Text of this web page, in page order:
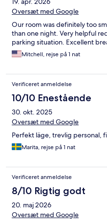
Oversæt med Google
Our room was definitely too
than one night. Very helpful
parking situation. Excellent
Mitchell, rejse på 1 nat
Verificeret anmeldelse
10/10 Enestående
30. okt. 2025
Oversæt med Google
Perfekt läge, trevlig personal,
Marita, rejse på 1 nat
Verificeret anmeldelse
8/10 Rigtig godt
20. maj 2026
Oversæt med Google